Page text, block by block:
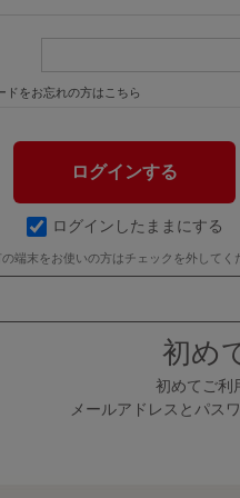
ドをお忘れの方はこちら
ログインしたままにする
端末をお使いの方はチェックを外してく
初め
初めてご利
メールアドレスとパス